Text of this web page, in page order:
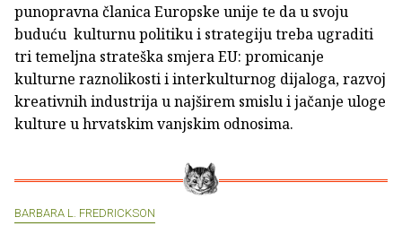
punopravna članica Europske unije te da u svoju
buduću kulturnu politiku i strategiju treba ugraditi
tri temeljna strateška smjera EU: promicanje
kulturne raznolikosti i interkulturnog dijaloga, razvoj
kreativnih industrija u najširem smislu i jačanje uloge
kulture u hrvatskim vanjskim odnosima.
BARBARA L. FREDRICKSON